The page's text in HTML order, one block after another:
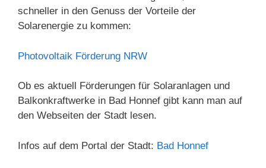
schneller in den Genuss der Vorteile der
Solarenergie zu kommen:
Photovoltaik Förderung NRW
Ob es aktuell Förderungen für Solaranlagen und
Balkonkraftwerke in Bad Honnef gibt kann man auf
den Webseiten der Stadt lesen.
Infos auf dem Portal der Stadt: Bad Honnef